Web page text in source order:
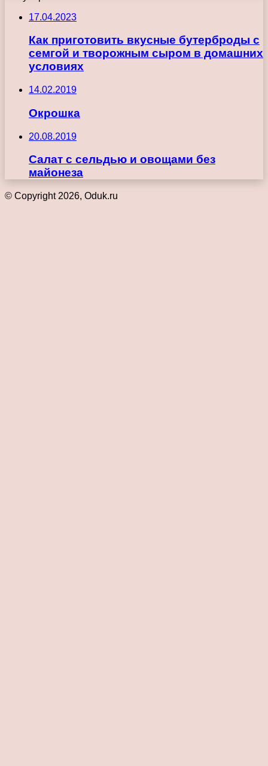
17.04.2023
Как приготовить вкусные бутерброды с
семгой и творожным сыром в домашних
условиях
14.02.2019
Окрошка
20.08.2019
Салат с сельдью и овощами без
майонеза
© Copyright 2026, Oduk.ru